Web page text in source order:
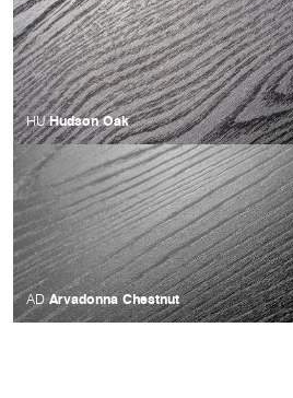
HUHudson Oak
ADArvadonna Chestnut